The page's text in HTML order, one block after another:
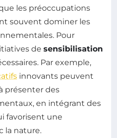
les préoccupations
souvent dominer les
Pour
de sensibilisation
Par exemple,
innovants peuvent
présenter des
en intégrant des
favorisent une
la nature.